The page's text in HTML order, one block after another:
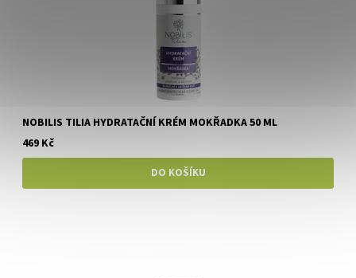
NOBILIS TILIA HYDRATAČNÍ KRÉM MOKŘADKA 50 ML
469 Kč